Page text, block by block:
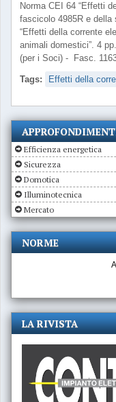
Norma CEI 64 “Effetti
fascicolo 4985R e della
“Effetti della corrente
animali domestici”. 4
(per i Soci) - Fasc.
Tags: Effetti della
Efficienza energetica
Sicurezza
Domotica
Illuminotecnica
Mercato
NORME
LA RIVISTA